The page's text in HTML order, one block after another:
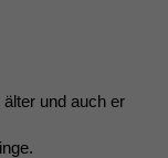
und auch er